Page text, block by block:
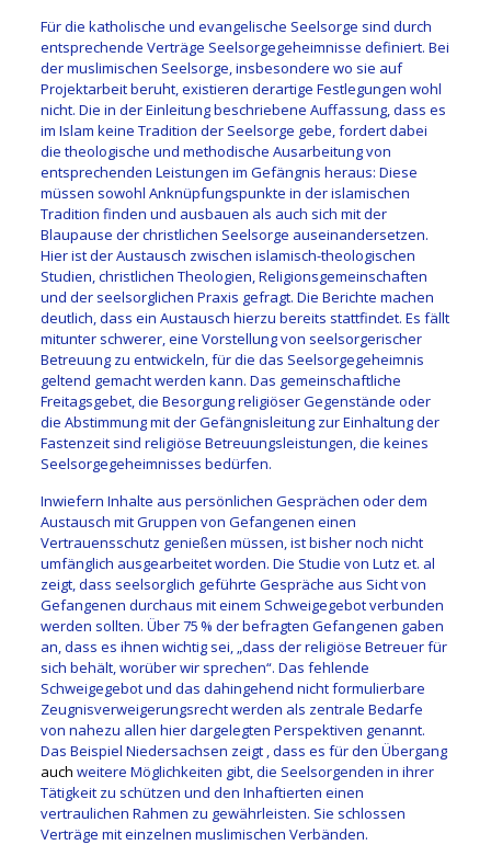
Für die katholische und evangelische Seelsorge sind durch
entsprechende Verträge Seelsorgegeheimnisse definiert. Bei
der muslimischen Seelsorge, insbesondere wo sie auf
Projektarbeit beruht, existieren derartige Festlegungen wohl
nicht. Die in der Einleitung beschriebene Auffassung, dass es
im Islam keine Tradition der Seelsorge gebe, fordert dabei
die theologische und methodische Ausarbeitung von
entsprechenden Leistungen im Gefängnis heraus: Diese
müssen sowohl Anknüpfungspunkte in der islamischen
Tradition finden und ausbauen als auch sich mit der
Blaupause der christlichen Seelsorge auseinandersetzen.
Hier ist der Austausch zwischen islamisch-theologischen
Studien, christlichen Theologien, Religionsgemeinschaften
und der seelsorglichen Praxis gefragt. Die Berichte machen
deutlich, dass ein Austausch hierzu bereits stattfindet. Es fällt
mitunter schwerer, eine Vorstellung von seelsorgerischer
Betreuung zu entwickeln, für die das Seelsorgegeheimnis
geltend gemacht werden kann. Das gemeinschaftliche
Freitagsgebet, die Besorgung religiöser Gegenstände oder
die Abstimmung mit der Gefängnisleitung zur Einhaltung der
Fastenzeit sind religiöse Betreuungsleistungen, die keines
Seelsorgegeheimnisses bedürfen.
Inwiefern Inhalte aus persönlichen Gesprächen oder dem
Austausch mit Gruppen von Gefangenen einen
Vertrauensschutz genießen müssen, ist bisher noch nicht
umfänglich ausgearbeitet worden. Die Studie von Lutz et. al
zeigt, dass seelsorglich geführte Gespräche aus Sicht von
Gefangenen durchaus mit einem Schweigegebot verbunden
werden sollten. Über 75 % der befragten Gefangenen gaben
an, dass es ihnen wichtig sei, „dass der religiöse Betreuer für
sich behält, worüber wir sprechen“. Das fehlende
Schweigegebot und das dahingehend nicht formulierbare
Zeugnisverweigerungsrecht werden als zentrale Bedarfe
von nahezu allen hier dargelegten Perspektiven genannt.
Das Beispiel Niedersachsen zeigt , dass es für den Übergang
auch weitere Möglichkeiten gibt, die Seelsorgenden in ihrer
Tätigkeit zu schützen und den Inhaftierten einen
vertraulichen Rahmen zu gewährleisten. Sie schlossen
Verträge mit einzelnen muslimischen Verbänden.